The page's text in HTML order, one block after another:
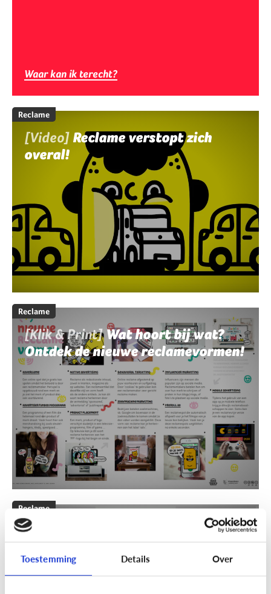
Toestemming Details Over
Waar kan ik terecht?
Reclame
[Video] Reclame verstopt zich
overal!
Reclame
[Klik & Print]Wat hoort bij wat?
Ontdek de nieuwe reclamevormen!
Reclame
[Klik & Print]